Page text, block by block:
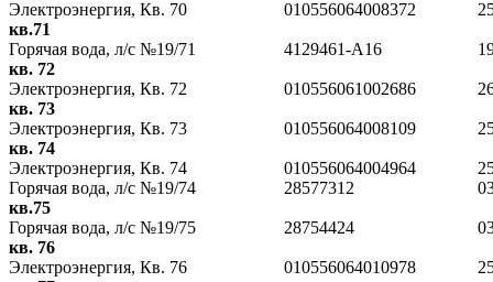
Электроэнергия, Кв. 70
010556064008372
кв.71
Горячая вода, л/с №19/71
4129461-А16
кв. 72
Электроэнергия, Кв. 72
010556061002686
кв. 73
Электроэнергия, Кв. 73
010556064008109
кв. 74
Электроэнергия, Кв. 74
010556064004964
Горячая вода, л/с №19/74
28577312
кв.75
Горячая вода, л/с №19/75
28754424
кв. 76
Электроэнергия, Кв. 76
010556064010978